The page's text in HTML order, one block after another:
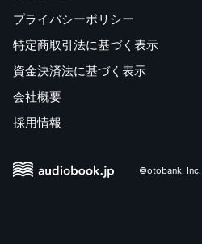
プライバシーポリシー
特定商取引法に基づく表示
資金決済法に基づく表示
会社概要
採用情報
©otobank, Inc.